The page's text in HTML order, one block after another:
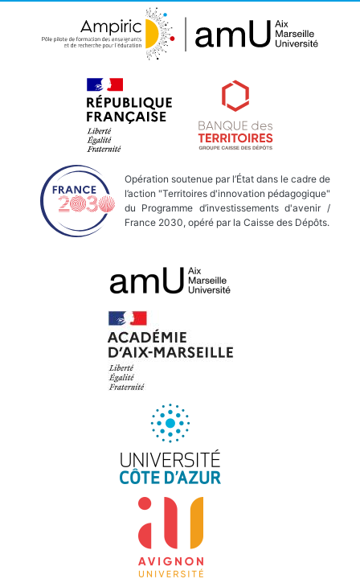
Opération soutenue par l’État dans le cadre de
l’action "Territoires d'innovation pédagogique"
du Programme d’investissements d'avenir /
France 2030, opéré par la Caisse des Dépôts.